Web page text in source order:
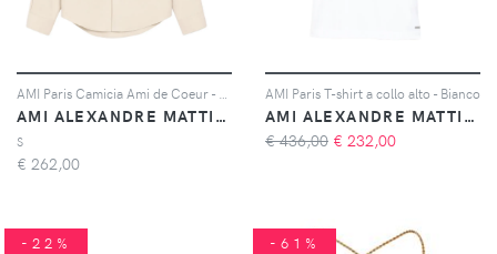
AMI ALEXANDRE MATTIUSSI
S
€ 262,00
AMI Paris T-shirt a collo alto - Bianco
AMI ALEXANDRE MATTIUSSI
€ 436,00 € 232,00
-22% -61%